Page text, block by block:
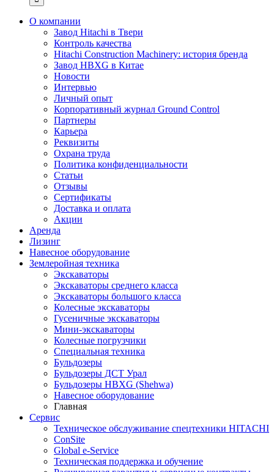
О компании
Завод Hitachi в Твери
Контроль качества
Hitachi Construction Machinery: история бренда
Завод HBXG в Китае
Новости
Интервью
Личный опыт
Корпоративный журнал Ground Control
Партнеры
Карьера
Реквизиты
Охрана труда
Политика конфиденциальности
Статьи
Отзывы
Сертификаты
Доставка и оплата
Акции
Аренда
Лизинг
Навесное оборудование
Землеройная техника
Экскаваторы
Экскаваторы среднего класса
Экскаваторы большого класса
Колесные экскаваторы
Гусеничные экскаваторы
Мини-экскаваторы
Колесные погрузчики
Специальная техника
Бульдозеры
Бульдозеры ДСТ Урал
Бульдозеры HBXG (Shehwa)
Навесное оборудование
Главная
Сервис
Техническое обслуживание спецтехники HITACHI
ConSite
Global e-Service
Техническая поддержка и обучение